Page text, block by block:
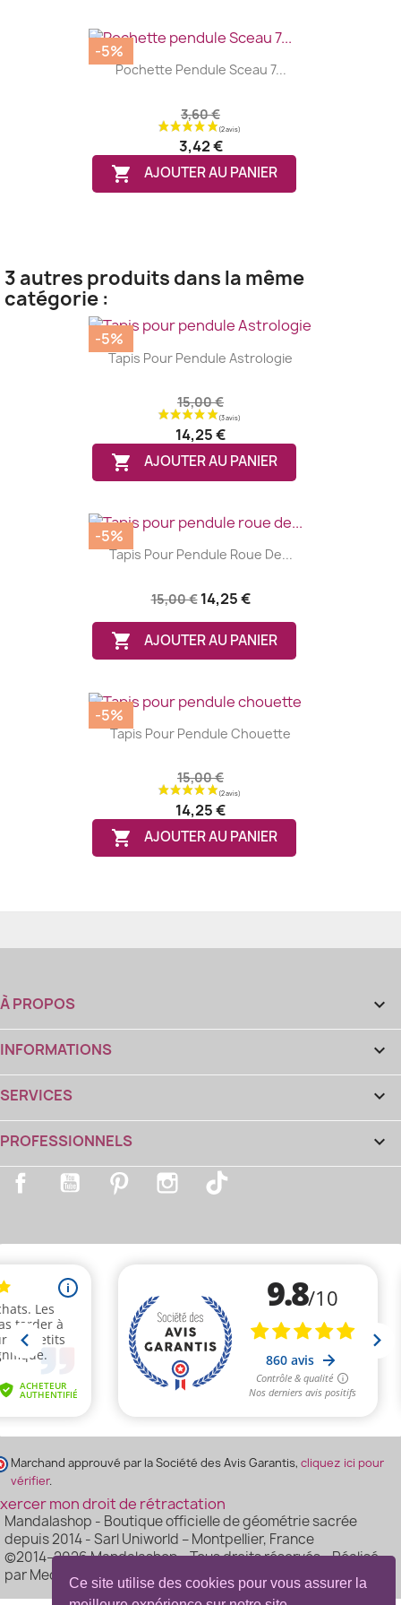
Ce site utilise des cookies pour vous assurer la
Pochette Pendule Sceau 7...
3,60 €
3,42 €
 AJOUTER AU PANIER
-5%
3 autres produits dans la même
catégorie :
Tapis Pour Pendule Astrologie
15,00 €
14,25 €
 AJOUTER AU PANIER
-5%
Tapis Pour Pendule Roue De...
15,00 € 14,25 €
 AJOUTER AU PANIER
-5%
Tapis Pour Pendule Chouette
15,00 €
14,25 €
 AJOUTER AU PANIER
-5%
À PROPOS 
INFORMATIONS 
SERVICES 
PROFESSIONNELS 
Facebook YouTube Pinterest Instagram
Marchand approuvé par la Société des Avis Garantis, cliquez ici pour
vérifier.
mon droit de rétractation
Mandalashop - Boutique officielle de géométrie sacrée
depuis 2014 - Sarl Uniworld – Montpellier, France
©2014–2026 Mandalashop - Tous droits réservés - Réalisé
par Mediacom87